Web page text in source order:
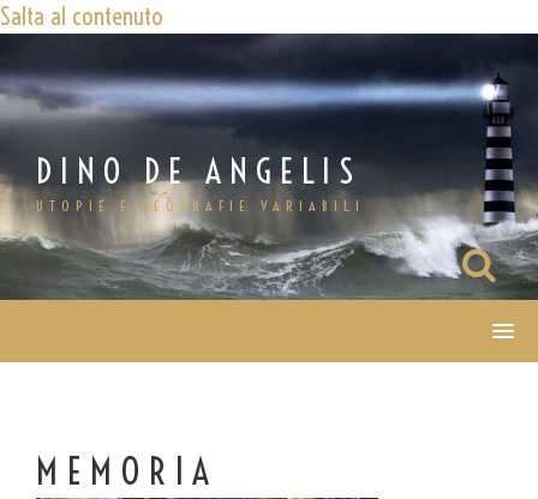
Salta al contenuto
DINO DE ANGELIS
UTOPIE E GEOGRAFIE VARIABILI
MEMORIA